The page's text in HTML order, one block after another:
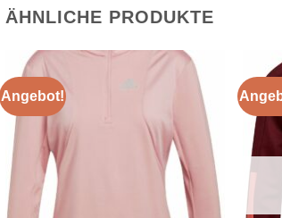
ÄHNLICHE PRODUKTE
Angebot!
Add to
wishlist